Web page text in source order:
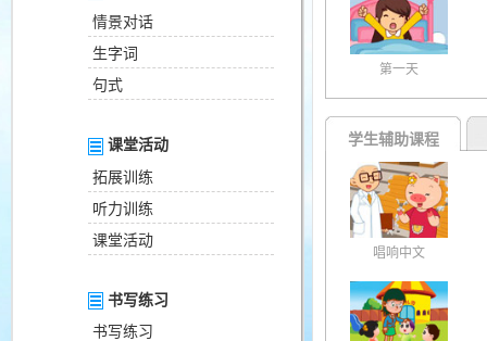
情景对话
生字词
句式
课堂活动
拓展训练
听力训练
课堂活动
书写练习
书写练习
第一天
学生辅助课程
唱响中文